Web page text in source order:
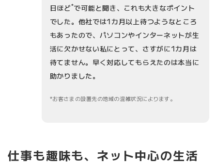
日ほど*で可能と聞き、これも大きなポイント
でした。他社では1カ月以上待つようなところ
もあったので、パソコンやインターネットが生
活に欠かせない私にとって、さすがに1カ月は
待てません。早く対応してもらえたのは本当に
助かりました。
お客さまの設置先の地域の混雑状況によります。
仕事も趣味も、ネット中心の生活